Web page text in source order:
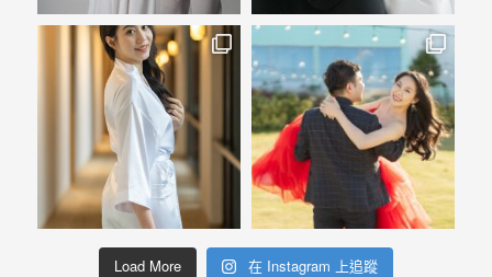
Load More 在 Instagram 上追蹤